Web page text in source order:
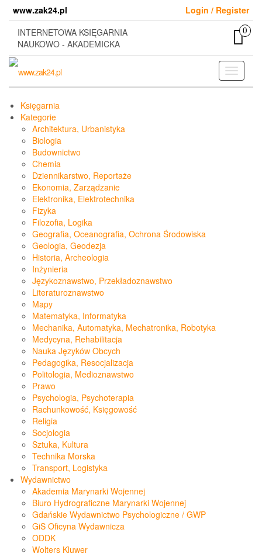
content
www.zak24.pl
Login / Register
INTERNETOWA KSIĘGARNIA
NAUKOWO - AKADEMICKA
0
Toggle
Księgarnia
Kategorie
Architektura, Urbanistyka
Biologia
Budownictwo
Chemia
Dziennikarstwo, Reportaże
Ekonomia, Zarządzanie
Elektronika, Elektrotechnika
Fizyka
Filozofia, Logika
Geografia, Oceanografia, Ochrona Środowiska
Geologia, Geodezja
Historia, Archeologia
Inżynieria
Językoznawstwo, Przekładoznawstwo
Literaturoznawstwo
Mapy
Matematyka, Informatyka
Mechanika, Automatyka, Mechatronika, Robotyka
Medycyna, Rehabilitacja
Nauka Języków Obcych
Pedagogika, Resocjalizacja
Politologia, Medioznawstwo
Prawo
Psychologia, Psychoterapia
Rachunkowość, Księgowość
Religia
Socjologia
Sztuka, Kultura
Technika Morska
Transport, Logistyka
Wydawnictwo
Akademia Marynarki Wojennej
Biuro Hydrograficzne Marynarki Wojennej
Gdańskie Wydawnictwo Psychologiczne / GWP
GiS Oficyna Wydawnicza
ODDK
Wolters Kluwer